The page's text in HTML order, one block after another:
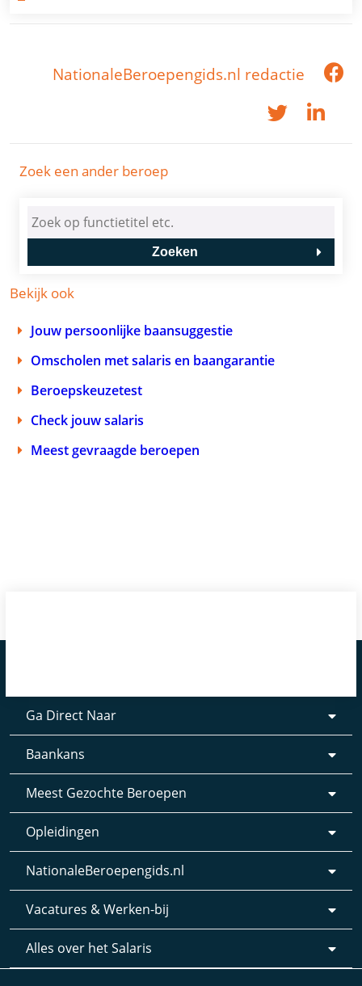
NationaleBeroepengids.nl redactie
Zoek een ander beroep
Zoeken
Bekijk ook
Jouw persoonlijke baansuggestie
Omscholen met salaris en baangarantie
Beroepskeuzetest
Check jouw salaris
Meest gevraagde beroepen
Ga Direct Naar
Baankans
Meest Gezochte Beroepen
Opleidingen
NationaleBeroepengids.nl
Vacatures & Werken-bij
Alles over het Salaris